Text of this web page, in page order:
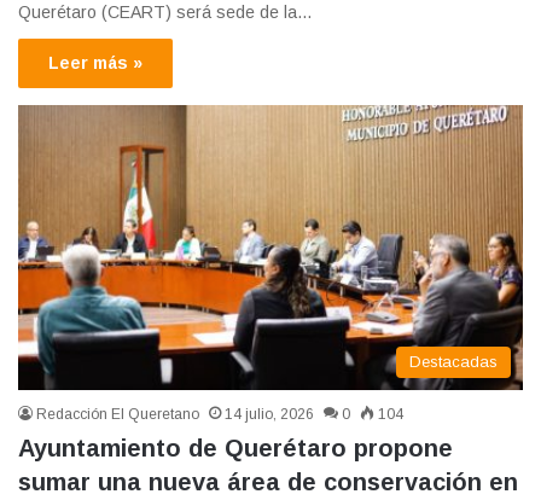
Querétaro (CEART) será sede de la…
Leer más »
Destacadas
Redacción El Queretano 14 julio, 2026 0 104
Ayuntamiento de Querétaro propone
sumar una nueva área de conservación en